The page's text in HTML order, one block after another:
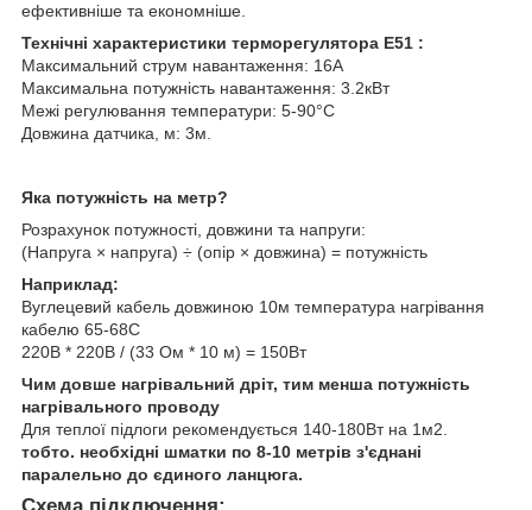
ефективніше та економніше.
Технічні характеристики терморегулятора Е51 :
Максимальний струм навантаження: 16A
Максимальна потужність навантаження: 3.2кВт
Межі регулювання температури: 5-90°С
Довжина датчика, м: 3м.
Яка потужність на метр?
Розрахунок потужності, довжини та напруги:
(Напруга × напруга) ÷ (опір × довжина) = потужність
Наприклад:
Вуглецевий кабель довжиною 10м температура нагрівання
кабелю 65-68С
220В * 220В / (33 Ом * 10 м) = 150Вт
Чим довше нагрівальний дріт, тим менша потужність
нагрівального проводу
Для теплої підлоги рекомендується 140-180Вт на 1м2.
тобто. необхідні шматки по 8-10 метрів з'єднані
паралельно до єдиного ланцюга.